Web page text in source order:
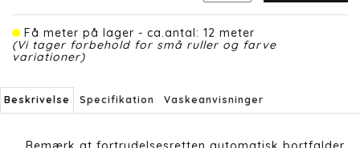
Få meter på lager - ca.antal: 12 meter
(Vi tager forbehold for små ruller og farve
variationer)
Beskrivelse Specifikation Vaskeanvisninger